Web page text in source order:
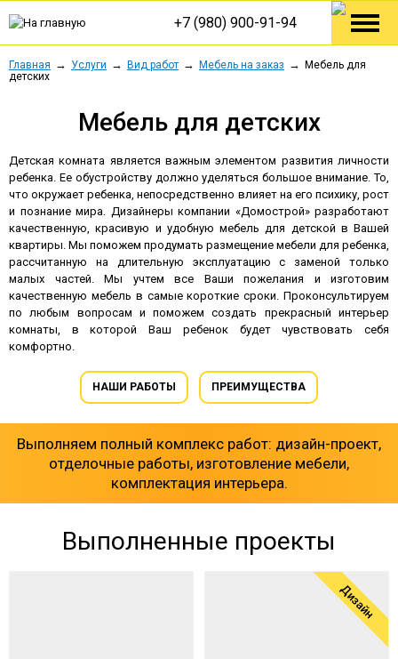
+7 (980) 900-91-94
Главная Услуги Вид работ Мебель на заказ
Мебель для
детских
Мебель для детских
Детская комната является важным элементом развития личности
ребенка. Ее обустройству должно уделяться большое внимание. То,
что окружает ребенка, непосредственно влияет на его психику, рост
и познание мира. Дизайнеры компании «Домострой» разработают
качественную, красивую и удобную мебель для детской в Вашей
квартиры. Мы поможем продумать размещение мебели для ребенка,
рассчитанную на длительную эксплуатацию с заменой только
малых частей. Мы учтем все Ваши пожелания и изготовим
качественную мебель в самые короткие сроки. Проконсультируем
по любым вопросам и поможем создать прекрасный интерьер
комнаты, в которой Ваш ребенок будет чувствовать себя
комфортно.
НАШИ РАБОТЫ ПРЕИМУЩЕСТВА
Выполняем полный комплекс работ: дизайн-проект,
отделочные работы, изготовление мебели,
комплектация интерьера.
Выполненные проекты
Дизайн